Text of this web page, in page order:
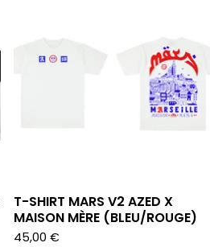
T-SHIRT MARS V2 AZED X
MAISON MÈRE (BLEU/ROUGE)
45,00 €